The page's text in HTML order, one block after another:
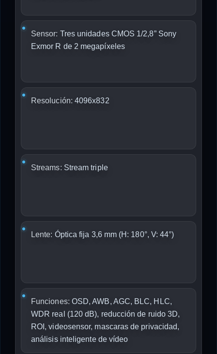
Sensor: Tres unidades CMOS 1/2,8” Sony
Exmor R de 2 megapíxeles
Resolución: 4096x832
Streams: Stream triple
Lente: Óptica fija 3,6 mm (H: 180°, V: 44°)
Funciones: OSD, AWB, AGC, BLC, HLC,
WDR real (120 dB), reducción de ruido 3D,
ROI, videosensor, mascaras de privacidad,
análisis inteligente de vídeo